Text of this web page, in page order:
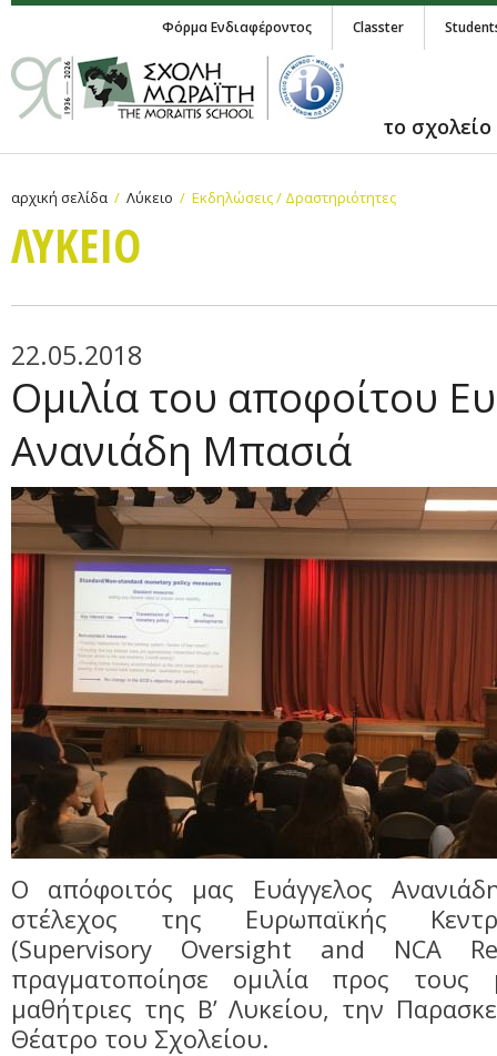
Φόρμα Ενδιαφέροντος Classter
το σχολείο
αρχική σελίδα Λύκειο Εκδηλώσεις / Δραστηριότητες
ΛΥΚΕΙΟ
22.05.2018
Ομιλία του αποφοίτου
Ανανιάδη Μπασιά
Ο απόφοιτός μας Ευάγγελος
στέλεχος της Ευρωπαϊκής
(Supervisory Oversight and NCA
πραγματοποίησε ομιλία προς τους
μαθήτριες της Β’ Λυκείου, την
Θέατρο του Σχολείου.